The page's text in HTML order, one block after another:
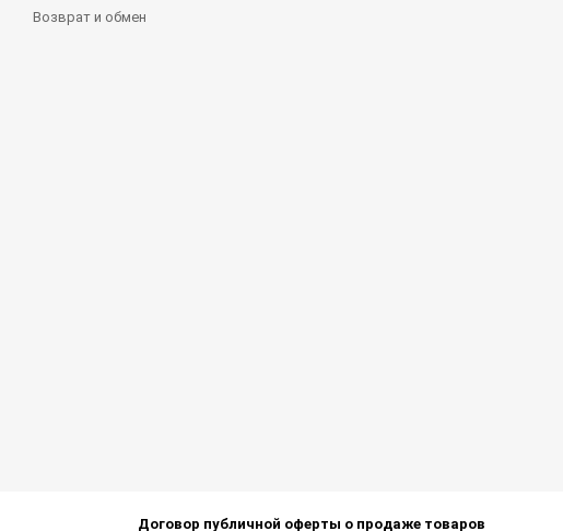
Возврат и обмен
Договор публичной оферты о продаже товаров